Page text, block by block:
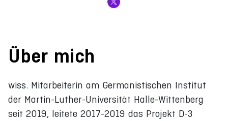
Über mich
wiss. Mitarbeiterin am Germanistischen Institut
der Martin-Luther-Universität Halle-Wittenberg
seit 2019, leitete 2017-2019 das Projekt D-3